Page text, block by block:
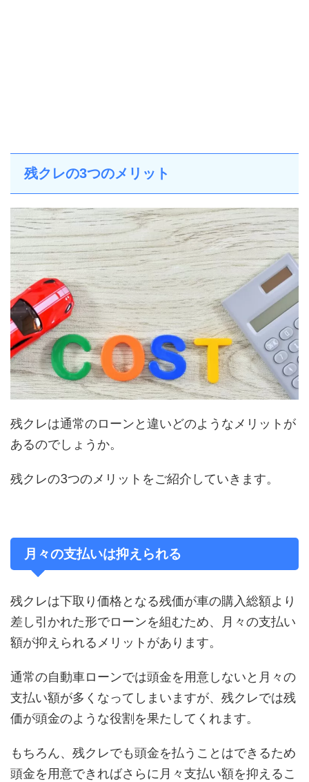
残クレの3つのメリット
残クレは通常のローンと違いどのようなメリットが
あるのでしょうか。
残クレの3つのメリットをご紹介していきます。
月々の支払いは抑えられる
残クレは下取り価格となる残価が車の購入総額より
差し引かれた形でローンを組むため、月々の支払い
額が抑えられるメリットがあります。
通常の自動車ローンでは頭金を用意しないと月々の
支払い額が多くなってしまいますが、残クレでは残
価が頭金のような役割を果たしてくれます。
もちろん、残クレでも頭金を払うことはできるため
頭金を用意できればさらに月々支払い額を抑えるこ